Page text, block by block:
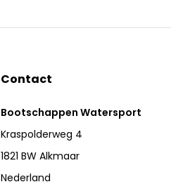
Contact
Bootschappen Watersport
Kraspolderweg 4
1821 BW Alkmaar
Nederland